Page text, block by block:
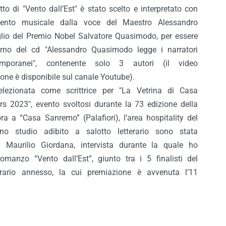
di "Vento dall’Est" è stato scelto e interpretato con
musicale dalla voce del Maestro Alessandro
del Premio Nobel Salvatore Quasimodo, per essere
del cd "Alessandro Quasimodo legge i narratori
contenente solo 3 autori (il video
è disponibile sul canale Youtube).
come scrittrice per "La Vetrina di Casa
2023", evento svoltosi durante la 73 edizione della
a “Casa Sanremo” (Palafiori), l’area hospitality del
studio adibito a salotto letterario sono stata
Maurilio Giordana, intervista durante la quale ho
“Vento dall’Est”, giunto tra i 5 finalisti del
annesso, la cui premiazione è avvenuta l’11